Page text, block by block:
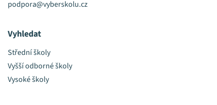
podpora@vyberskolu.cz
Vyhledat
Střední školy
Vyšší odborné školy
Vysoké školy